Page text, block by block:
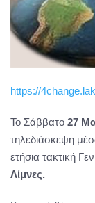
https://
Το Σάββατο 27
τηλεδιάσκεψη
ετήσια τακτική
Λίμνες.